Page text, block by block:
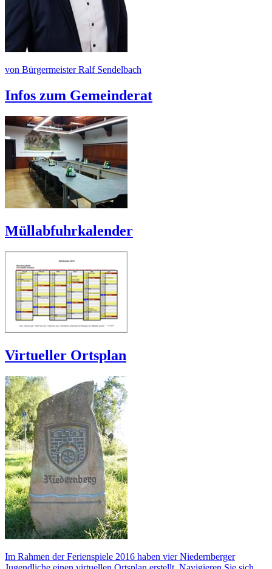
von Bürgermeister Ralf Sendelbach
Infos zum Gemeinderat
Müllabfuhrkalender
Virtueller Ortsplan
Im Rahmen der Ferienspiele 2016 haben vier Niedernberger